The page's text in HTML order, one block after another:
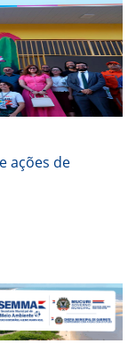
ações de